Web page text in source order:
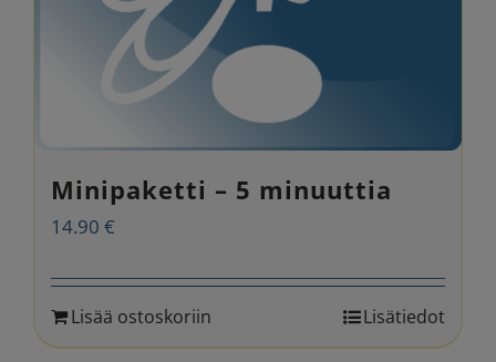
Minipaketti – 5 minuuttia
14.90 €
Lisää ostoskoriin Lisätiedot